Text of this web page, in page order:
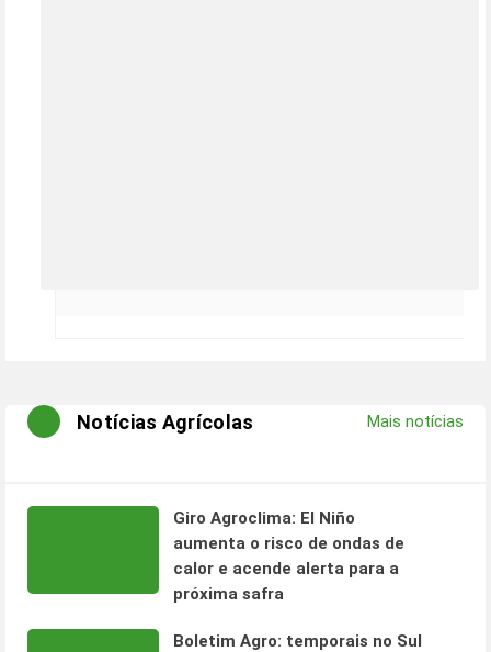
Notícias Agrícolas Mais notícias
Giro Agroclima: El Niño
aumenta o risco de ondas de
calor e acende alerta para a
próxima safra
Boletim Agro: temporais no Sul